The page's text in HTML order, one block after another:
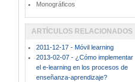
Monográficos
ARTÍCULOS RELACIONADOS
2011-12-17 - Móvil learning
2013-02-07 - ¿Cómo implementar
el e-learning en los procesos de
enseñanza-aprendizaje?